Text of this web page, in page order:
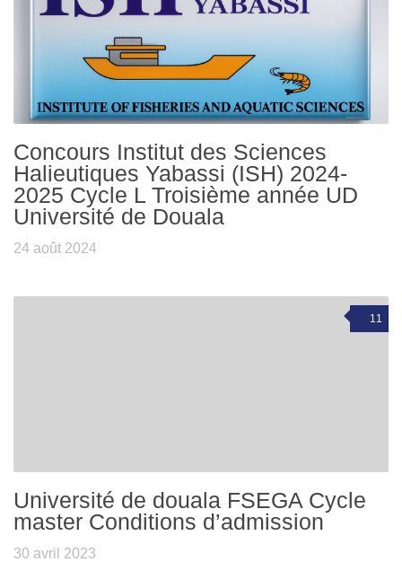
Concours Institut des Sciences
Halieutiques Yabassi (ISH) 2024-
2025 Cycle L Troisième année UD
Université de Douala
24 août 2024
11
Université de douala FSEGA Cycle
master Conditions d’admission
30 avril 2023